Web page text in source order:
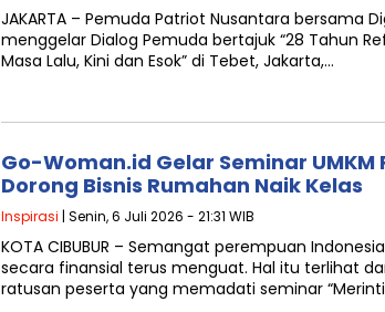
JAKARTA – Pemuda Patriot Nusantara bersama
menggelar Dialog Pemuda bertajuk “28 Tahun
Masa Lalu, Kini dan Esok” di Tebet, Jakarta,…
Go-Woman.id Gelar Seminar
Dorong Bisnis Rumahan Naik Kelas
Inspirasi | Senin, 6 Juli 2026 - 21:31 WIB
KOTA CIBUBUR – Semangat perempuan
secara finansial terus menguat. Hal itu terlihat
ratusan peserta yang memadati seminar